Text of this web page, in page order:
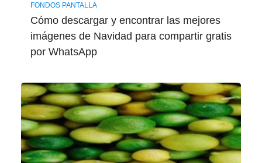
FONDOS PANTALLA
Cómo descargar y encontrar las mejores
imágenes de Navidad para compartir gratis
por WhatsApp